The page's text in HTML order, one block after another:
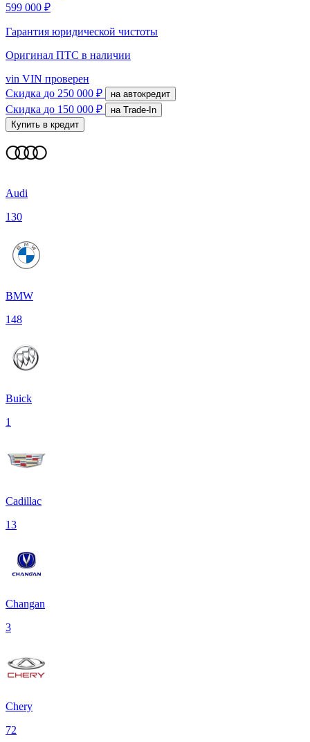
599 000 ₽
Гарантия юридической чистоты
Оригинал ПТС в наличии
vin VIN проверен
Скидка до 250 000 ₽ на автокредит
Скидка до 150 000 ₽
на Trade-In
Купить в кредит
Audi
130
BMW
148
Buick
1
Cadillac
13
Changan
3
Chery
72